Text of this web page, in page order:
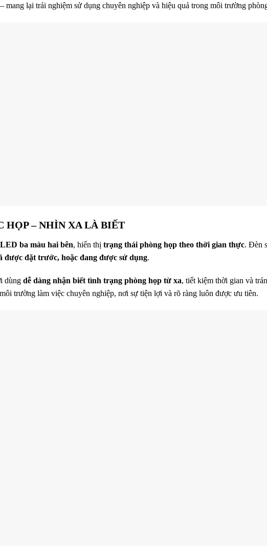
mang lại trải nghiệm sử dụng chuyên nghiệp và hiệu quả trong môi trường
HỌP – NHÌN XA LÀ BIẾT
ba màu hai bên, hiển thị trạng thái phòng họp theo thời gian thực. Đèn
được đặt trước, hoặc đang được sử dụng.
dùng dễ dàng nhận biết tình trạng phòng họp từ xa, tiết kiệm thời gian và
trường làm việc chuyên nghiệp, nơi sự tiện lợi và rõ ràng luôn được ưu tiên.